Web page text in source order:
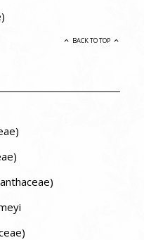
BACK TO TOP